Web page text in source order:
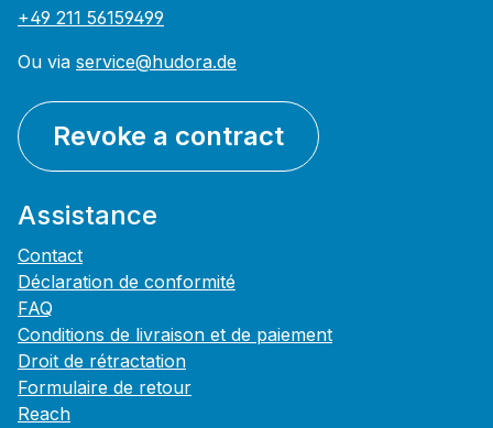
+49 211 56159499
Ou via service@hudora.de
Revoke a contract
Assistance
Contact
Déclaration de conformité
FAQ
Conditions de livraison et de paiement
Droit de rétractation
Formulaire de retour
Reach